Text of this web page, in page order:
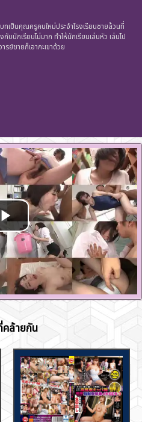
เป็นคุณครูคนใหม่ประจำโรงเรียนชายล้วนที่
บนักเรียนไม่มาก ทำให้นักเรียนเล่นหัว เล่นไป
รย์ชายก็เอากะเขาด้วย
คล้ายกัน